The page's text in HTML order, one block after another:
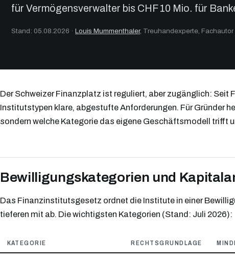
für Vermögensverwalter bis CHF 10 Mio. für
Stand: 05.08.2026 · Louis Mummenthaler, Treuhandexperte,
Der Schweizer Finanzplatz ist reguliert, aber zugänglich: Seit
Institutstypen klare, abgestufte Anforderungen. Für Gründer
sondern welche Kategorie das eigene Geschäftsmodell trifft
Bewilligungskategorien und
Das Finanzinstitutsgesetz ordnet die Institute in einer
tieferen mit ab. Die wichtigsten Kategorien (Stand: Juli 2026):
KATEGORIE RECHTSGRUNDLAGE